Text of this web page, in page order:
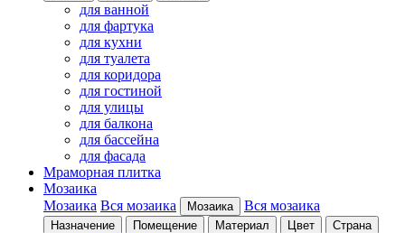
для ванной
для фартука
для кухни
для туалета
для коридора
для гостиной
для улицы
для балкона
для бассейна
для фасада
Мраморная плитка
Мозаика
Мозаика Вся мозаика Мозаика Вся мозаика
Назначение Помещение Материал Цвет Страна